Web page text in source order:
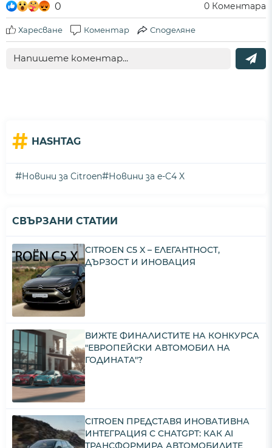
0 0 Коментара
Харесване Коментар Споделяне
# HASHTAG
#Новини за Citroen#Новини за e-C4 X
СВЪРЗАНИ СТАТИИ
CITROEN C5 X – ЕЛЕГАНТНОСТ,
ДЪРЗОСТ И ИНОВАЦИЯ
ВИЖТЕ ФИНАЛИСТИТЕ НА КОНКУРСА
"ЕВРОПЕЙСКИ АВТОМОБИЛ НА
ГОДИНАТА"?
CITROEN ПРЕДСТАВЯ ИНОВАТИВНА
ИНТЕГРАЦИЯ С CHATGPT: КАК AI
ТРАНСФОРМИРА АВТОМОБИЛИТЕ